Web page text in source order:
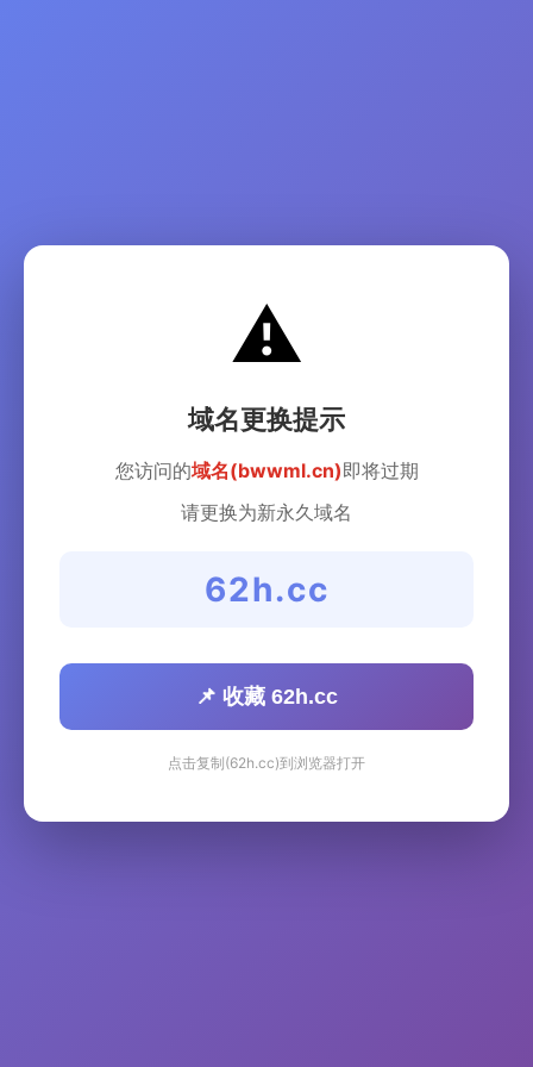
⚠️
域名更换提示
您访问的域名(bwwml.cn)即将过期
请更换为新永久域名
62h.cc
📌 收藏 62h.cc
点击复制(62h.cc)到浏览器打开